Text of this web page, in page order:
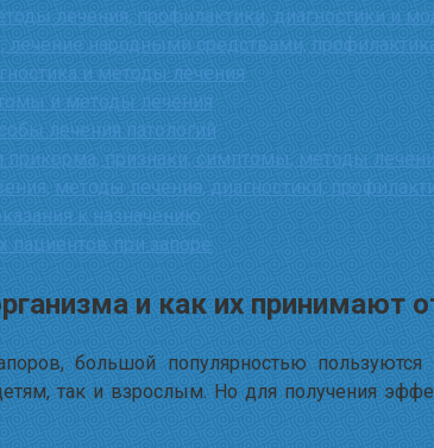
лечения, профилактики, диагностики и
народными средствами,
и методы лечения
и методы лечения
лечения патологий
признаки, симптомы, методы
методы лечения, диагностики,
к назначению
при запоре
и как их принимают
большой популярностью
так и взрослым. Но для получения